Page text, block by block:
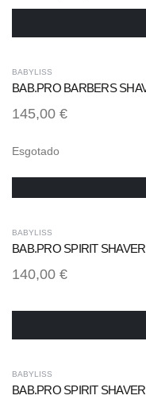
BABYLISS
BAB.PRO BARBERS
145,00 €
Esgotado
BABYLISS
BAB.PRO SPIRIT
140,00 €
BABYLISS
BAB.PRO SPIRIT